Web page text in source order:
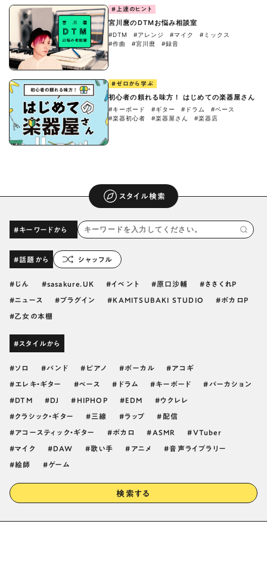
#上達のヒント
宮川麿のDTMお悩み相談室
#DTM #アレンジ #マイク
#ミックス
#作曲
#宮川麿 #録音
#ゼロから学ぶ
初心者の頼れる味方！ はじめての楽器屋さん
#キーボード #ギター #ドラム
#ベース
#楽器初心者
#楽器屋さん #楽器店
スタイル検索
#キーワードから
#話題から シャッフル
じん sasakure.UK イベント 原口沙輔 ささくれP
ニュース プラグイン KAMITSUBAKI STUDIO ボカロP
乙女の本棚
#スタイルから
ソロ バンド ピアノ ボーカル アコギ
エレキ・ギター ベース ドラム キーボード パーカション
DTM DJ HIPHOP EDM ウクレレ
クラシック・ギター 三線 ラップ 配信
アコースティック・ギター ボカロ ASMR VTuber
マイク DAW 歌い手 アニメ 音声ライブラリー
絵師 ゲーム
検索する